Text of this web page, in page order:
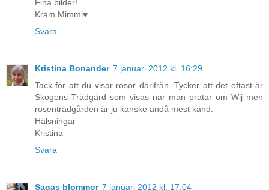
Fina bilder!
Kram Mimmi♥
Svara
Kristina Bonander 7 januari 2012 kl. 16:29
Tack för att du visar rosor därifrån. Tycker att det oftast är
Skogens Trädgård som visas när man pratar om Wij men
rosenträdgården är ju kanske ändå mest känd.
Hälsningar
Kristina
Svara
Sagas blommor 7 januari 2012 kl. 17:04